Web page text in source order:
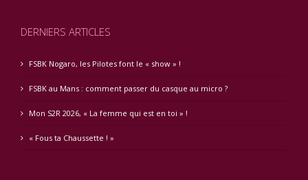
DERNIERS ARTICLES
FSBK Nogaro, les Pilotes font le « show » !
FSBK au Mans : comment passer du casque au micro ?
Mon S2R 2026, « La femme qui est en toi » !
« Fous ta Chaussette ! »